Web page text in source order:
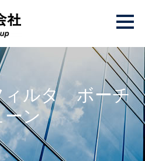
ィルタ ボーチ
ーン